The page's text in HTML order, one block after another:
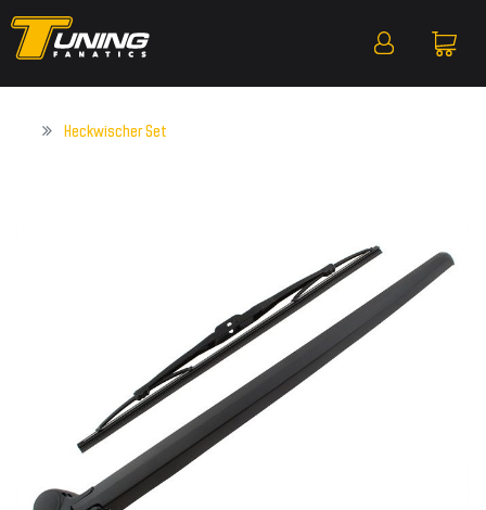
Heckwischer Set